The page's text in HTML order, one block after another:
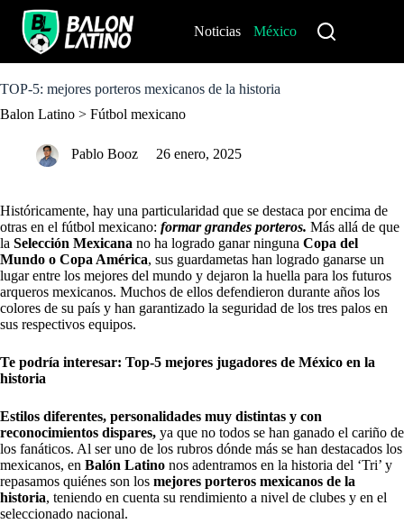
o
o
Noticias México
TOP-5: mejores porteros mexicanos de la historia
Balon Latino > Fútbol mexicano
Pablo Booz 26 enero, 2025
Históricamente, hay una particularidad que se destaca por encima de
otras en el fútbol mexicano: formar grandes porteros. Más allá de que
la Selección Mexicana no ha logrado ganar ninguna Copa del
Mundo o Copa América, sus guardametas han logrado ganarse un
lugar entre los mejores del mundo y dejaron la huella para los futuros
arqueros mexicanos. Muchos de ellos defendieron durante años los
colores de su país y han garantizado la seguridad de los tres palos en
sus respectivos equipos.
Te podría interesar: Top-5 mejores jugadores de México en la
historia
Estilos diferentes, personalidades muy distintas y con
reconocimientos dispares, ya que no todos se han ganado el cariño de
los fanáticos. Al ser uno de los rubros dónde más se han destacados los
mexicanos, en Balón Latino nos adentramos en la historia del ‘Tri’ y
repasamos quiénes son los mejores porteros mexicanos de la
historia, teniendo en cuenta su rendimiento a nivel de clubes y en el
seleccionado nacional.